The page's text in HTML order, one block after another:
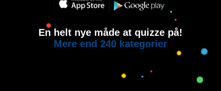
En helt nye måde at quizze på!
Mere end 240 kategorier